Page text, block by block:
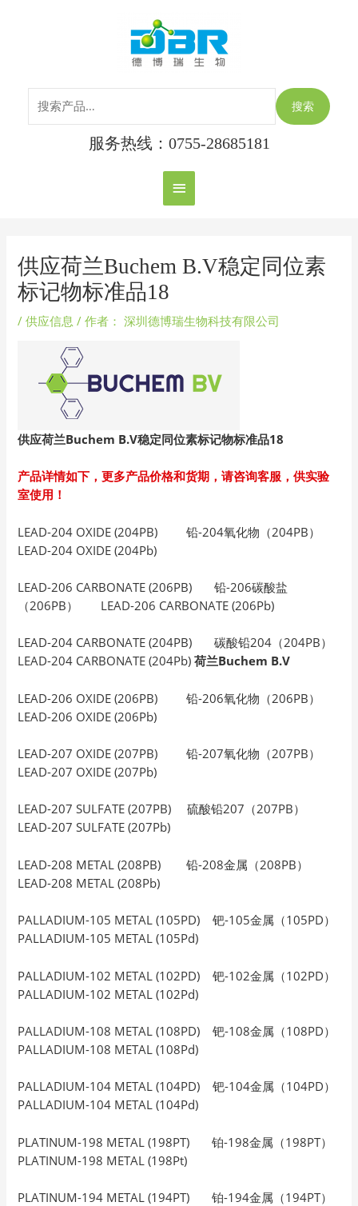
主
菜
单
搜索
服务热线：0755-28685181
供应荷兰Buchem B.V稳定同位素
标记物标准品18
/供应信息 / 作者： 深圳德博瑞生物科技有限公司
供应荷兰Buchem B.V稳定同位素标记物标准品18
产品详情如下，更多产品价格和货期，请咨询客服，供实验
室使用！
LEAD-204 OXIDE (204PB) 铅-204氧化物（204PB）
LEAD-204 OXIDE (204Pb)
LEAD-206 CARBONATE (206PB) 铅-206碳酸盐
（206PB） LEAD-206 CARBONATE (206Pb)
LEAD-204 CARBONATE (204PB) 碳酸铅204（204PB）
LEAD-204 CARBONATE (204Pb)荷兰Buchem B.V
LEAD-206 OXIDE (206PB) 铅-206氧化物（206PB）
LEAD-206 OXIDE (206Pb)
LEAD-207 OXIDE (207PB) 铅-207氧化物（207PB）
LEAD-207 OXIDE (207Pb)
LEAD-207 SULFATE (207PB) 硫酸铅207（207PB）
LEAD-207 SULFATE (207Pb)
LEAD-208 METAL (208PB) 铅-208金属（208PB）
LEAD-208 METAL (208Pb)
PALLADIUM-105 METAL (105PD) 钯-105金属（105PD）
PALLADIUM-105 METAL (105Pd)
PALLADIUM-102 METAL (102PD) 钯-102金属（102PD）
PALLADIUM-102 METAL (102Pd)
PALLADIUM-108 METAL (108PD) 钯-108金属（108PD）
PALLADIUM-108 METAL (108Pd)
PALLADIUM-104 METAL (104PD) 钯-104金属（104PD）
PALLADIUM-104 METAL (104Pd)
PLATINUM-198 METAL (198PT) 铂-198金属（198PT）
PLATINUM-198 METAL (198Pt)
PLATINUM-194 METAL (194PT) 铂-194金属（194PT）